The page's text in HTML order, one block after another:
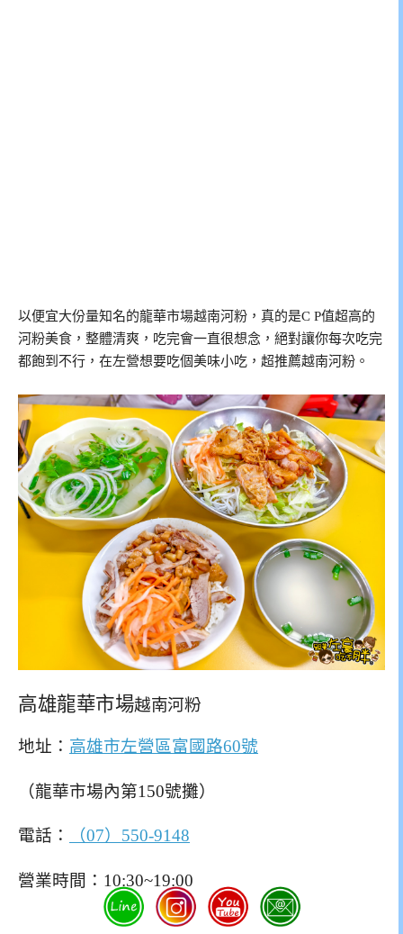
以便宜大份量知名的龍華市場越南河粉，真的是C P值超高的
河粉美食，整體清爽，吃完會一直很想念，絕對讓你每次吃完
都飽到不行，在左營想要吃個美味小吃，超推薦越南河粉。
高雄龍華市場越南河粉
地址： 高雄市左營區富國路60號
（龍華市場內第150號攤）
電話： （07）550-9148
營業時間：10:30~19:00